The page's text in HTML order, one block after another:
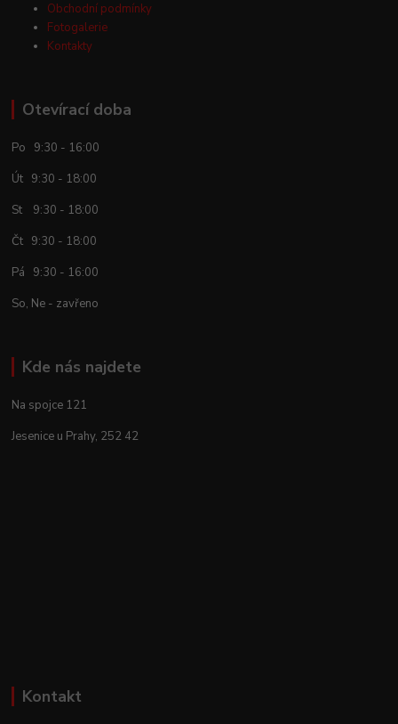
Obchodní podmínky
Fotogalerie
Kontakty
Otevírací doba
Po 9:30 - 16:00
Út 9:30 - 18:00
St 9:30 - 18:00
Čt 9:30 - 18:00
Pá 9:30 - 16:00
So, Ne - zavřeno
Kde nás najdete
Na spojce 121
Jesenice u Prahy, 252 42
Kontakt